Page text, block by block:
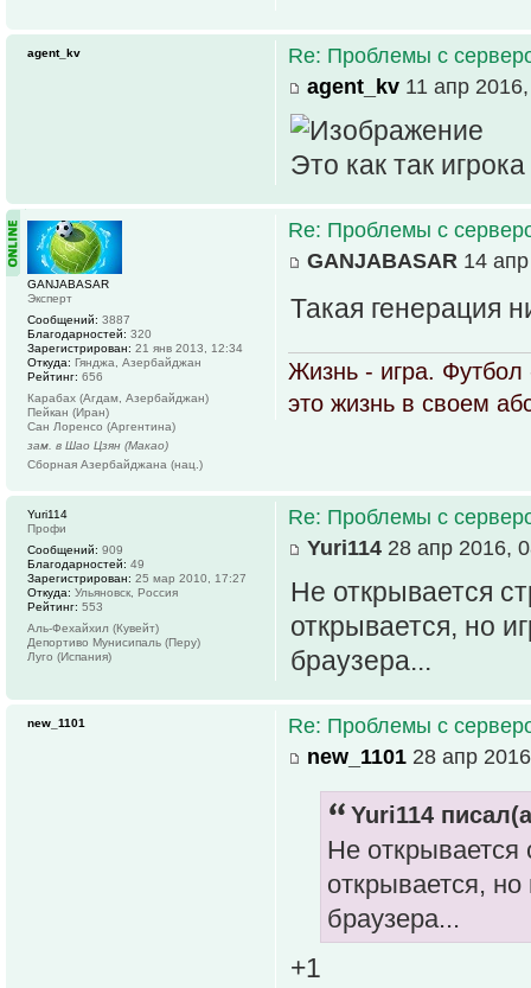
Re: Проблемы с
agent_kv 11 апр
Это как так
agent_kv
Re: Проблемы с
GANJABASAR 14
Такая генерация
Жизнь - игра.
это жизнь в своем
GANJABASAR
Эксперт
Сообщений: 3887
Благодарностей: 320
Зарегистрирован: 21 янв 2013, 12:34
Откуда: Гянджа, Азербайджан
Рейтинг: 656
Карабах (Агдам, Азербайджан)
Пейкан (Иран)
Сан Лоренсо (Аргентина)
зам. в Шао Цзян (Макао)
Сборная Азербайджана (нац.)
Re: Проблемы с
Yuri114 28 апр 2016,
Не открывается
открывается, но
браузера...
Yuri114
Профи
Сообщений: 909
Благодарностей: 49
Зарегистрирован: 25 мар 2010, 17:27
Откуда: Ульяновск, Россия
Рейтинг: 553
Аль-Фехайхил (Кувейт)
Депортиво Мунисипаль (Перу)
Луго (Испания)
Re: Проблемы с
new_1101 28 апр
Yuri114
Не открывается
открывается,
браузера...
+1
new_1101